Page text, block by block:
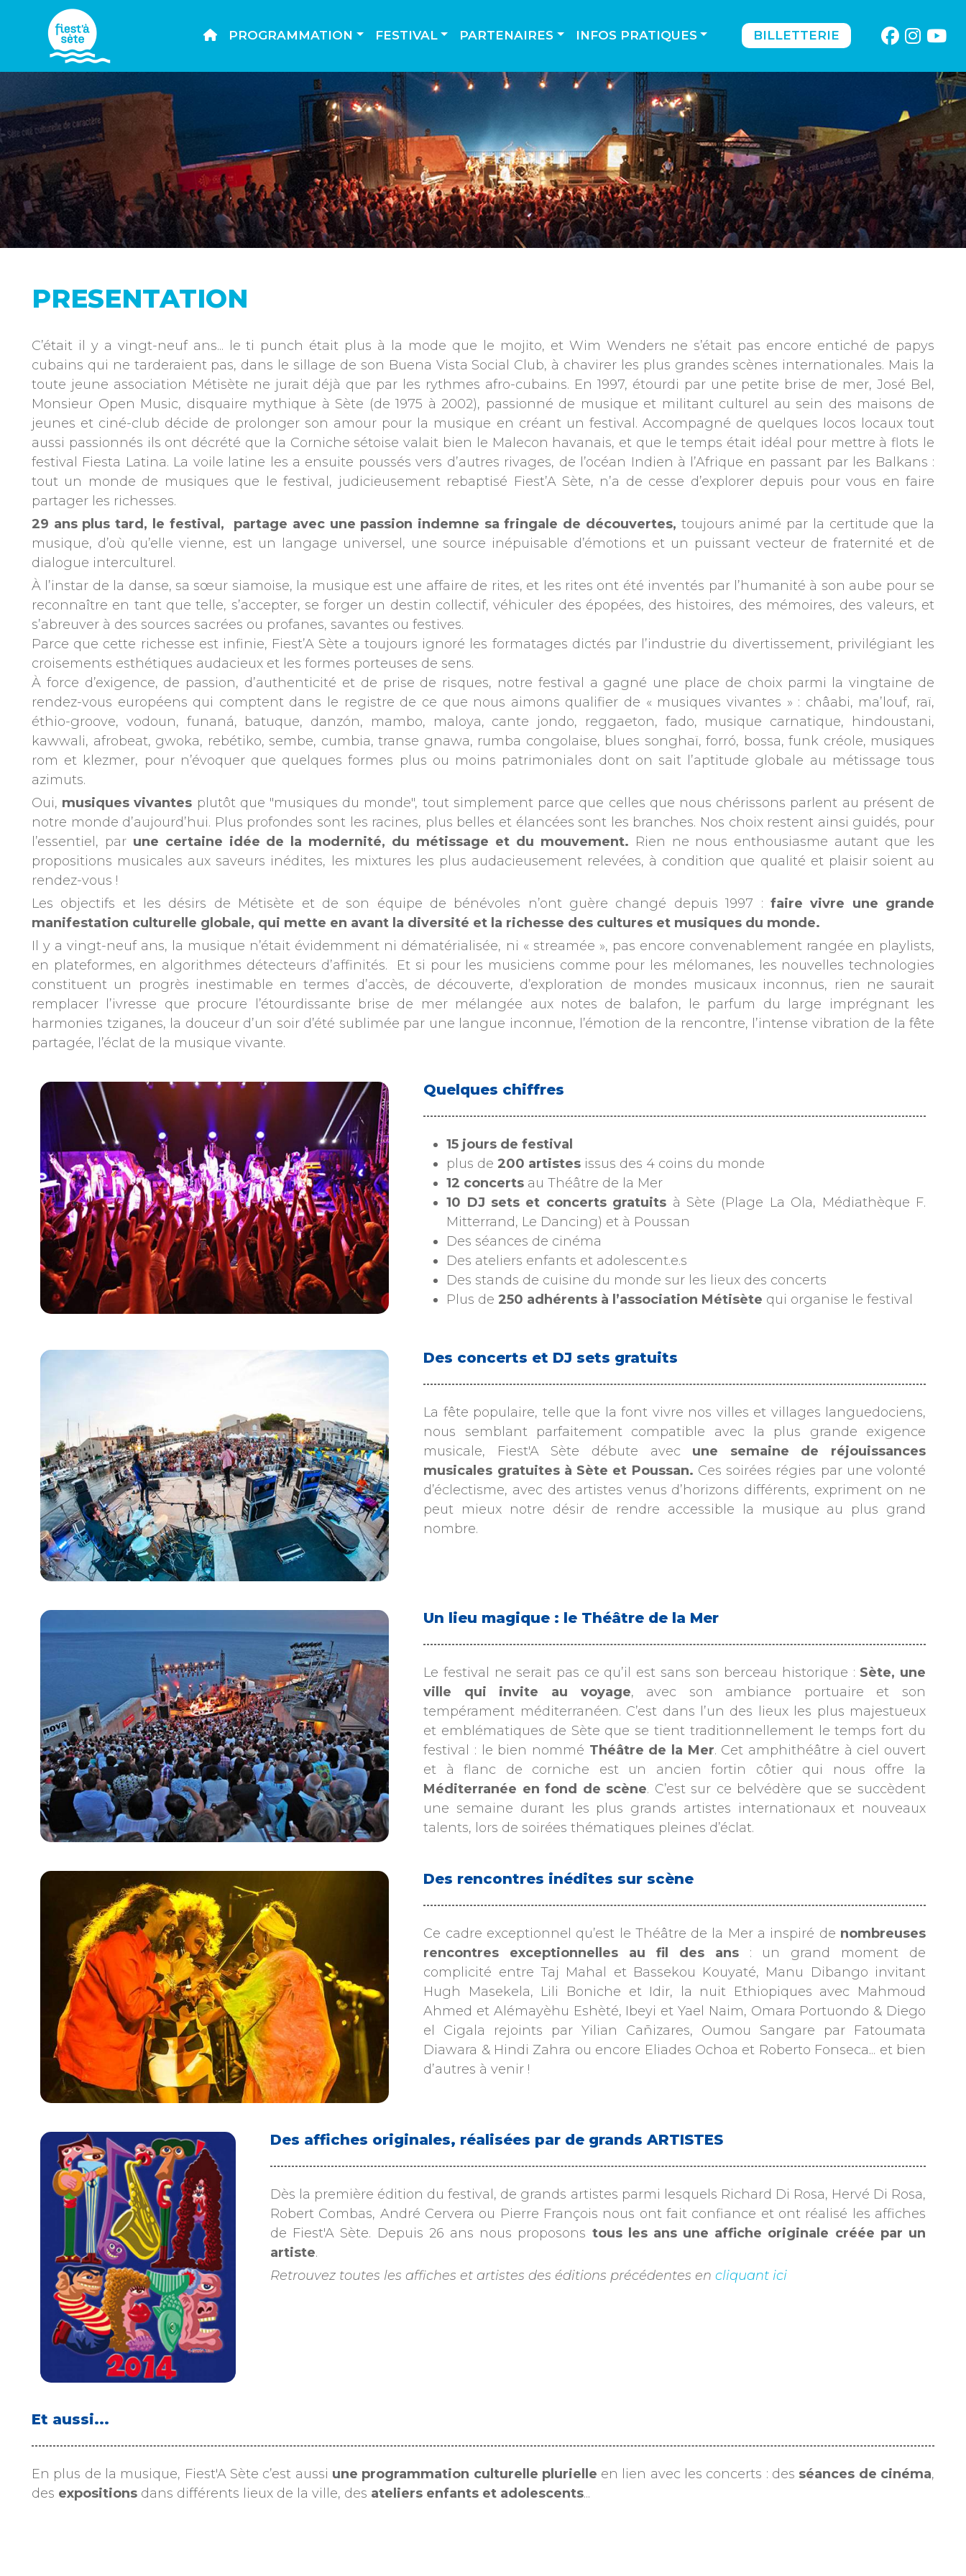
PROGRAMMATION FESTIVAL PARTENAIRES INFOS PRATIQUES BILLETTERIE
PRESENTATION
C’était il y a vingt-neuf ans... le ti punch était plus à la mode que le mojito, et Wim Wenders ne s’était pas encore entiché de papys
cubains qui ne tarderaient pas, dans le sillage de son Buena Vista Social Club, à chavirer les plus grandes scènes internationales. Mais la
toute jeune association Métisète ne jurait déjà que par les rythmes afro-cubains. En 1997, étourdi par une petite brise de mer, José Bel,
Monsieur Open Music, disquaire mythique à Sète (de 1975 à 2002), passionné de musique et militant culturel au sein des maisons de
jeunes et ciné-club décide de prolonger son amour pour la musique en créant un festival. Accompagné de quelques locos locaux tout
aussi passionnés ils ont décrété que la Corniche sétoise valait bien le Malecon havanais, et que le temps était idéal pour mettre à flots le
festival Fiesta Latina. La voile latine les a ensuite poussés vers d’autres rivages, de l’océan Indien à l’Afrique en passant par les Balkans :
tout un monde de musiques que le festival, judicieusement rebaptisé Fiest’A Sète, n’a de cesse d’explorer depuis pour vous en faire
partager les richesses.
29 ans plus tard, le festival, partage avec une passion indemne sa fringale de découvertes, toujours animé par la certitude que la
musique, d’où qu’elle vienne, est un langage universel, une source inépuisable d’émotions et un puissant vecteur de fraternité et de
dialogue interculturel.
À l’instar de la danse, sa sœur siamoise, la musique est une affaire de rites, et les rites ont été inventés par l’humanité à son aube pour se
reconnaître en tant que telle, s’accepter, se forger un destin collectif, véhiculer des épopées, des histoires, des mémoires, des valeurs, et
s’abreuver à des sources sacrées ou profanes, savantes ou festives.
Parce que cette richesse est infinie, Fiest’A Sète a toujours ignoré les formatages dictés par l’industrie du divertissement, privilégiant les
croisements esthétiques audacieux et les formes porteuses de sens.
À force d’exigence, de passion, d’authenticité et de prise de risques, notre festival a gagné une place de choix parmi la vingtaine de
rendez-vous européens qui comptent dans le registre de ce que nous aimons qualifier de « musiques vivantes » : châabi, ma’louf, raï,
éthio-groove, vodoun, funaná, batuque, danzón, mambo, maloya, cante jondo, reggaeton, fado, musique carnatique, hindoustani,
kawwali, afrobeat, gwoka, rebétiko, sembe, cumbia, transe gnawa, rumba congolaise, blues songhaï, forró, bossa, funk créole, musiques
rom et klezmer, pour n’évoquer que quelques formes plus ou moins patrimoniales dont on sait l’aptitude globale au métissage tous
azimuts.
Oui, musiques vivantes plutôt que "musiques du monde", tout simplement parce que celles que nous chérissons parlent au présent de
notre monde d’aujourd’hui. Plus profondes sont les racines, plus belles et élancées sont les branches. Nos choix restent ainsi guidés, pour
l’essentiel, par une certaine idée de la modernité, du métissage et du mouvement. Rien ne nous enthousiasme autant que les
propositions musicales aux saveurs inédites, les mixtures les plus audacieusement relevées, à condition que qualité et plaisir soient au
rendez-vous !
Les objectifs et les désirs de Métisète et de son équipe de bénévoles n’ont guère changé depuis 1997 : faire vivre une grande
manifestation culturelle globale, qui mette en avant la diversité et la richesse des cultures et musiques du monde.
Il y a vingt-neuf ans, la musique n’était évidemment ni dématérialisée, ni « streamée », pas encore convenablement rangée en playlists,
en plateformes, en algorithmes détecteurs d’affinités. Et si pour les musiciens comme pour les mélomanes, les nouvelles technologies
constituent un progrès inestimable en termes d’accès, de découverte, d’exploration de mondes musicaux inconnus, rien ne saurait
remplacer l’ivresse que procure l’étourdissante brise de mer mélangée aux notes de balafon, le parfum du large imprégnant les
harmonies tziganes, la douceur d’un soir d’été sublimée par une langue inconnue, l’émotion de la rencontre, l’intense vibration de la fête
partagée, l’éclat de la musique vivante.
Quelques chiffres
15 jours de festival
plus de200 artistes issus des 4 coins du monde
12 concerts au Théâtre de la Mer
10 DJ sets et concerts gratuits à Sète (Plage La Ola, Médiathèque F.
Mitterrand, Le Dancing) et à Poussan
Des séances de cinéma
Des ateliers enfants et adolescent.e.s
Des stands de cuisine du monde sur les lieux des concerts
Plus de250 adhérents à l’association Métisète qui organise le festival
Des concerts et DJ sets gratuits
La fête populaire, telle que la font vivre nos villes et villages languedociens,
nous semblant parfaitement compatible avec la plus grande exigence
musicale, Fiest'A Sète débute avec une semaine de réjouissances
musicales gratuites à Sète et Poussan. Ces soirées régies par une volonté
d’éclectisme, avec des artistes venus d’horizons différents, expriment on ne
peut mieux notre désir de rendre accessible la musique au plus grand
nombre.
Un lieu magique : le Théâtre de la Mer
Le festival ne serait pas ce qu’il est sans son berceau historique : Sète, une
ville qui invite au voyage, avec son ambiance portuaire et son
tempérament méditerranéen. C’est dans l’un des lieux les plus majestueux
et emblématiques de Sète que se tient traditionnellement le temps fort du
festival : le bien nommé Théâtre de la Mer. Cet amphithéâtre à ciel ouvert
et à flanc de corniche est un ancien fortin côtier qui nous offre la
Méditerranée en fond de scène. C’est sur ce belvédère que se succèdent
une semaine durant les plus grands artistes internationaux et nouveaux
talents, lors de soirées thématiques pleines d’éclat.
Des rencontres inédites sur scène
Ce cadre exceptionnel qu’est le Théâtre de la Mer a inspiré de nombreuses
rencontres exceptionnelles au fil des ans: un grand moment de
complicité entre Taj Mahal et Bassekou Kouyaté, Manu Dibango invitant
Hugh Masekela, Lili Boniche et Idir, la nuit Ethiopiques avec Mahmoud
Ahmed et Alémayèhu Eshèté, Ibeyi et Yael Naim, Omara Portuondo & Diego
el Cigala rejoints par Yilian Cañizares, Oumou Sangare par Fatoumata
Diawara & Hindi Zahra ou encore Eliades Ochoa et Roberto Fonseca... et bien
d’autres à venir !
Des affiches originales, réalisées par de grands ARTISTES
Dès la première édition du festival, de grands artistes parmi lesquels Richard Di Rosa, Hervé Di Rosa,
Robert Combas, André Cervera ou Pierre François nous ont fait confiance et ont réalisé les affiches
de Fiest'A Sète. Depuis 26 ans nous proposons tous les ans une affiche originale créée par un
artiste.
Retrouvez toutes les affiches et artistes des éditions précédentes en cliquant ici
Et aussi...
En plus de la musique, Fiest'A Sète c’est aussi une programmation culturelle plurielle en lien avec les concerts : des séances de cinéma,
des expositions dans différents lieux de la ville, des ateliers enfants et adolescents...